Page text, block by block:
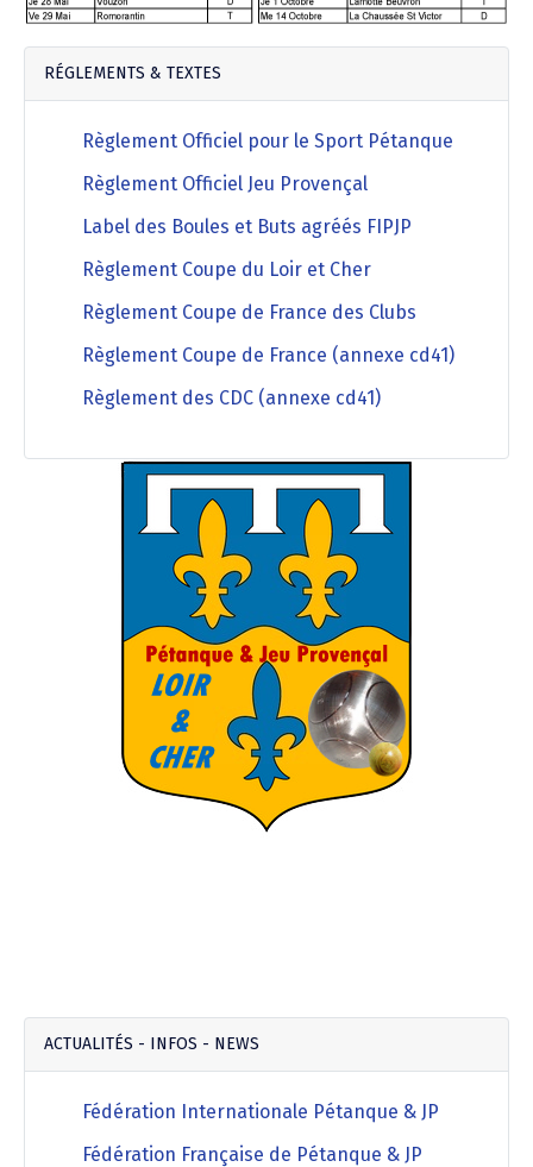
RÉGLEMENTS & TEXTES
Règlement Officiel pour le Sport Pétanque
Règlement Officiel Jeu Provençal
Label des Boules et Buts agréés FIPJP
Règlement Coupe du Loir et Cher
Règlement Coupe de France des Clubs
Règlement Coupe de France (annexe cd41)
Règlement des CDC (annexe cd41)
ACTUALITÉS - INFOS - NEWS
Fédération Internationale Pétanque & JP
Fédération Française de Pétanque & JP
Agenda Concours Vétérans
Résultats & Classement Division 4 B
Championnat Triplettes Mixtes
Palmarès Comité du Loir & Cher
Championnat Individuel Féminin